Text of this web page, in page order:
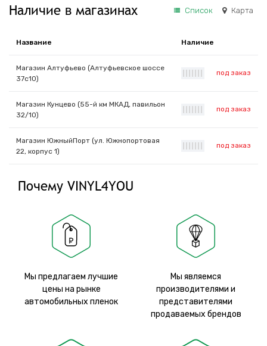
Наличие в магазинах Список Карта
Название Наличие
Магазин Алтуфьево (Алтуфьевское шоссе
37с10)
под заказ
Магазин Кунцево (55-й км МКАД, павильон
32/10)
под заказ
Магазин ЮжныйПорт (ул. Южнопортовая
22, корпус 1)
под заказ
Почему VINYL4YOU
Мы предлагаем лучшие
цены на рынке
автомобильных пленок
Мы являемся
производителями и
представителями
продаваемых брендов